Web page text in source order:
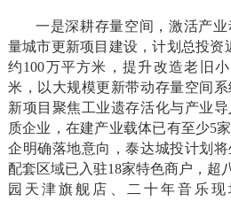
一是深耕存量空间，激活产
量城市更新项目建设，计划总投资
约100万平方米，提升改造老旧
米，以大规模更新带动存量空间
新项目聚焦工业遗存活化与产业
质企业，在建产业载体已有至少5
企明确落地意向，泰达城投计划
配套区域已入驻18家特色商户，超
园天津旗舰店、二十年音乐现